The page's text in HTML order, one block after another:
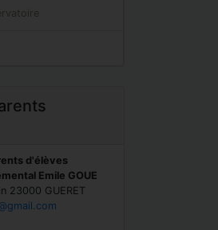
d'élèves
Emile GOUE
23000 GUERET